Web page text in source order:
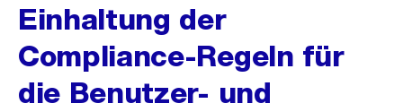
Einhaltung der
Compliance-Regeln für
die Benutzer- und